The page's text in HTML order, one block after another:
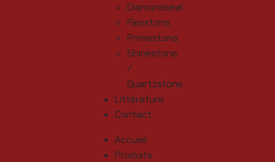
Diamondseal
Flexstone
Primestone
Shinestone
/
Quartzstone
Littérature
Contact
Accueil
Produits